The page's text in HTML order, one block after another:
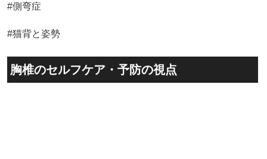
#側弯症
#猫背と姿勢
胸椎のセルフケア・予防の視点